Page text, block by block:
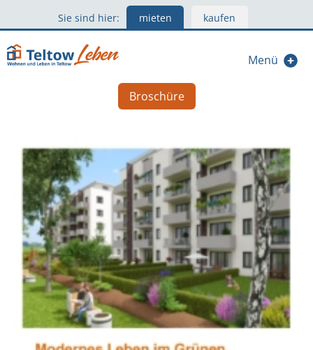
Sie sind hier: mieten kaufen
Menü
Broschüre